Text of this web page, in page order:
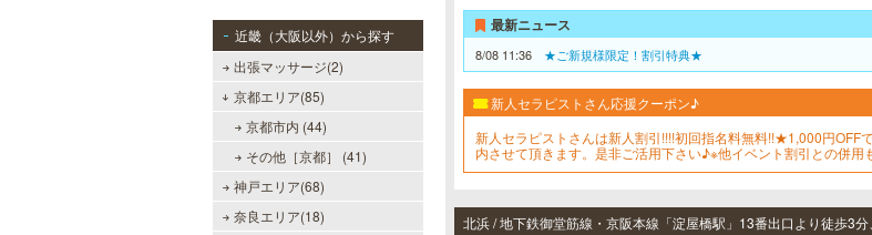
近畿（大阪以外）から探す
出張マッサージ(2)
京都エリア(85)
京都市内 (44)
その他［京都］ (41)
神戸エリア(68)
奈良エリア(18)
最新ニュース
8/08 11:36 ★ご新規様限定！割引特典★
新人セラピストさん応援クーポン♪
新人セラピストさんは新人割引!!!!初回指名料無料!!★1,000円OFF
内させて頂きます。是非ご活用下さい♪※他イベント割引との併用
です！※2回目以降のご指名(本指名)は適用外となります。